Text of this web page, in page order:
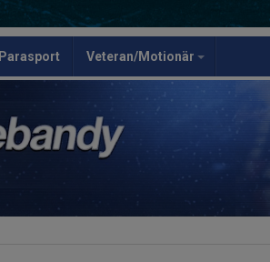
Parasport Veteran/Motionär